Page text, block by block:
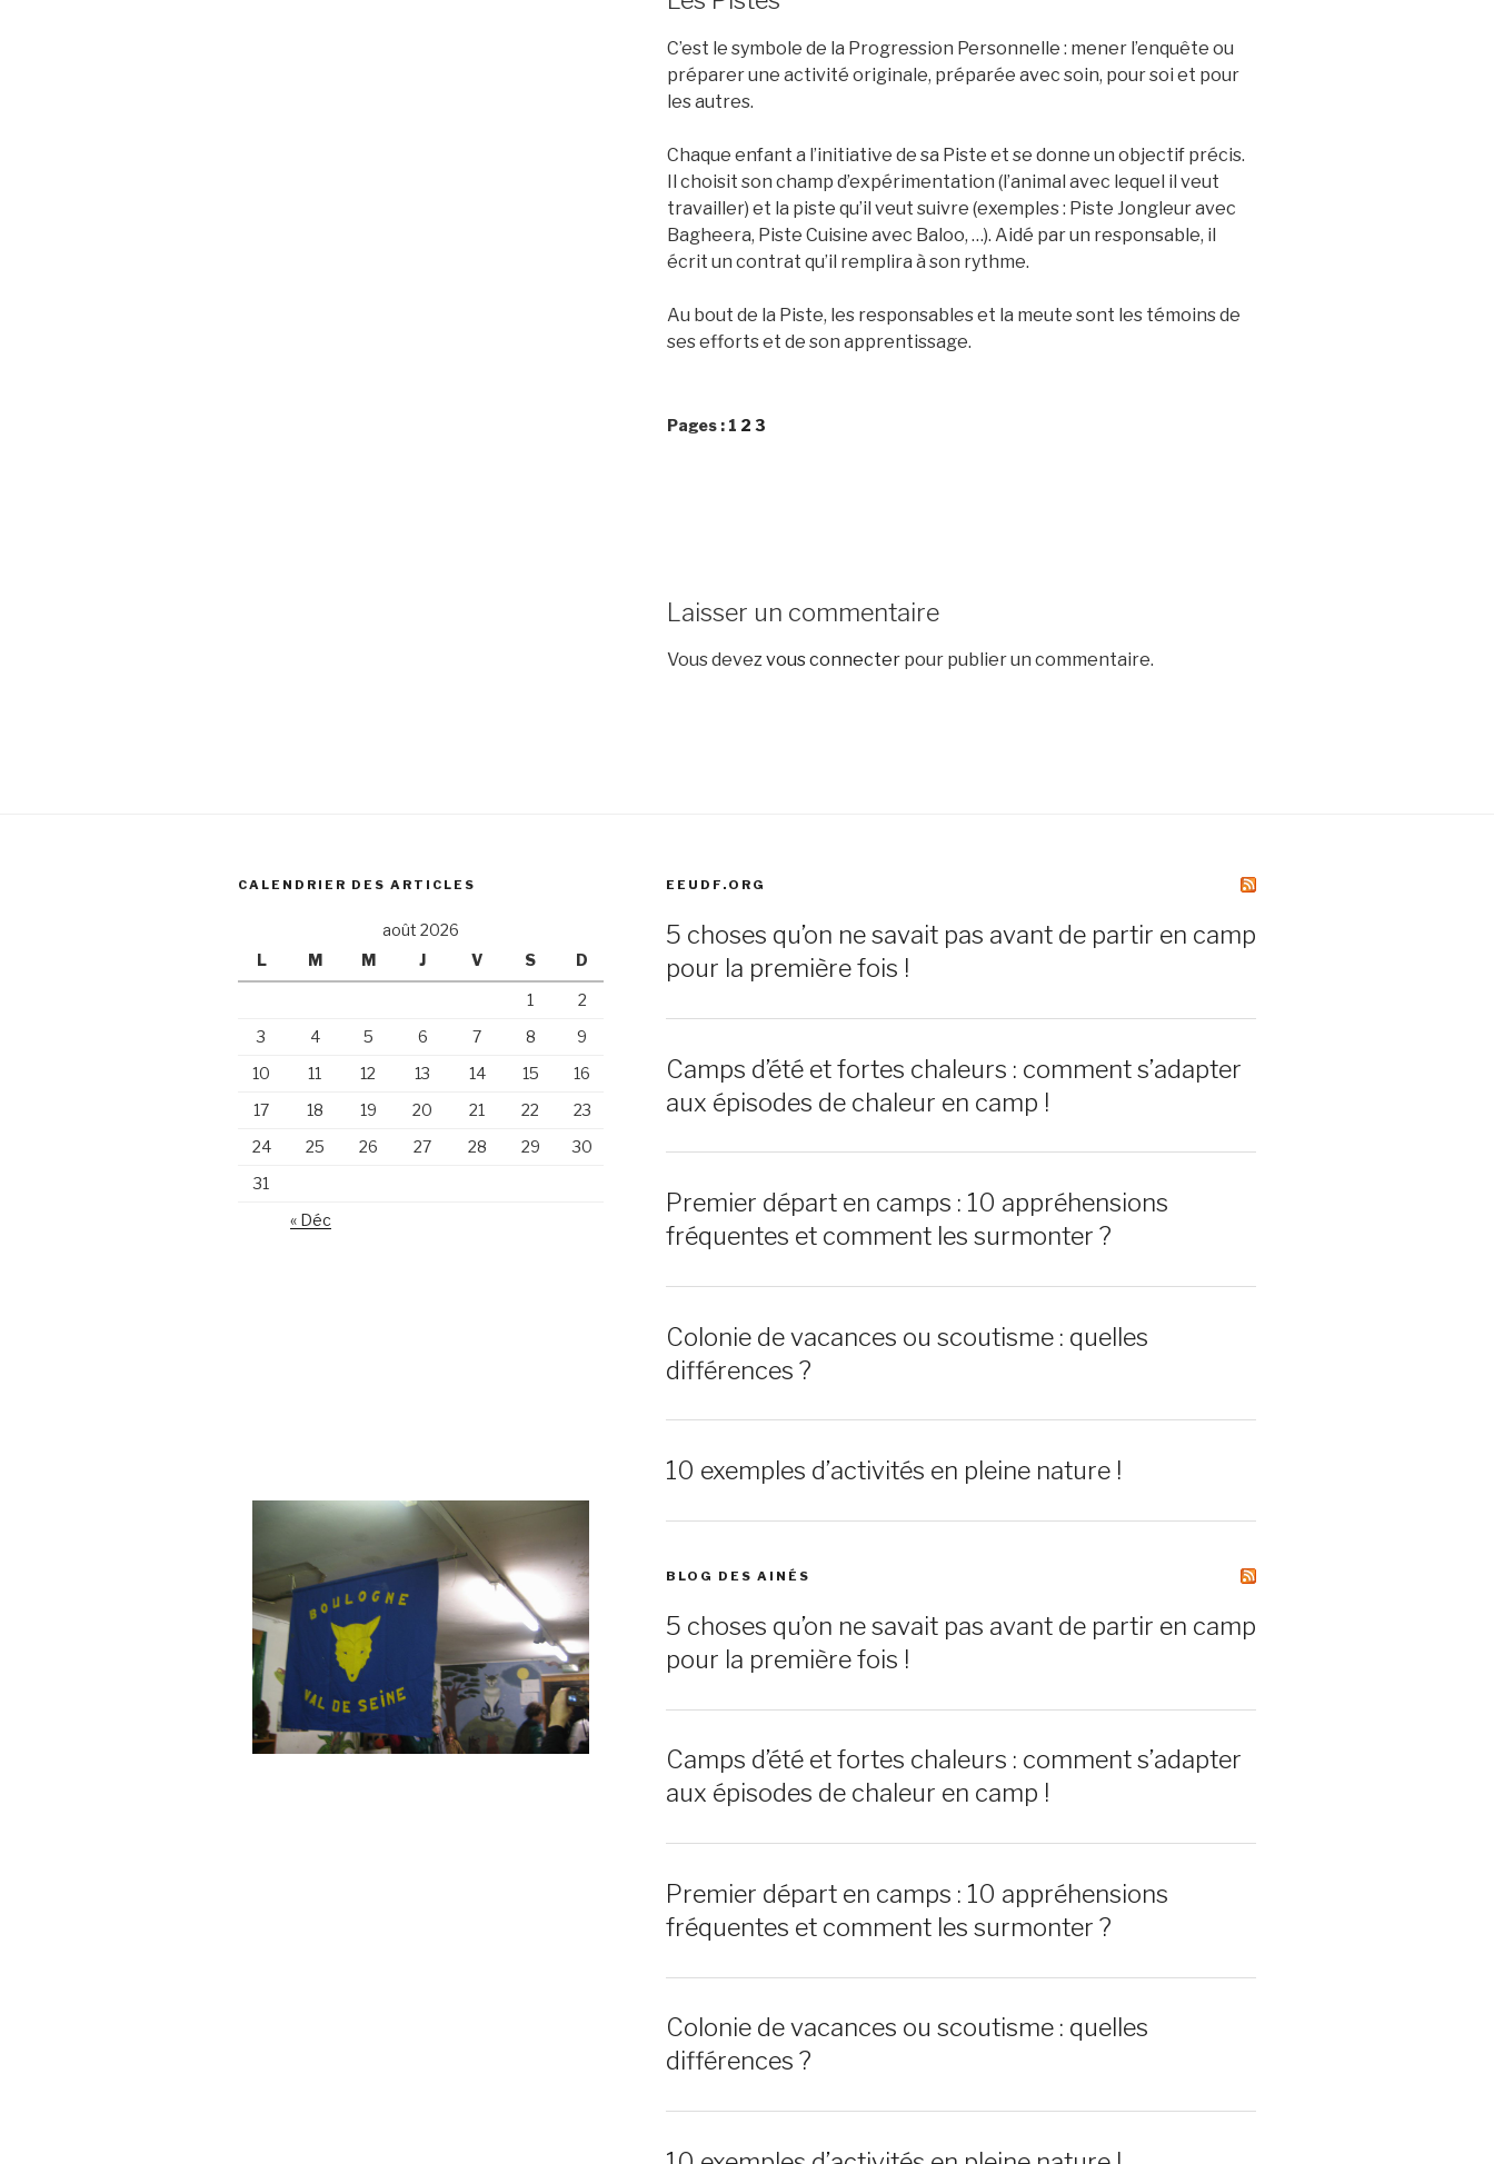
C’est le symbole de la Progression Personnelle : mener l’enquête ou
préparer une activité originale, préparée avec soin, pour soi et pour
les autres.
Chaque enfant a l’initiative de sa Piste et se donne un objectif précis.
Il choisit son champ d’expérimentation (l’animal avec lequel il veut
travailler) et la piste qu’il veut suivre (exemples : Piste Jongleur avec
Bagheera, Piste Cuisine avec Baloo, …). Aidé par un responsable, il
écrit un contrat qu’il remplira à son rythme.
Au bout de la Piste, les responsables et la meute sont les témoins de
ses efforts et de son apprentissage.
Pages : 1 2 3
Laisser un commentaire
Vous devezvous connecterpour publier un commentaire.
CALENDRIER DES ARTICLES
août 2026
L
M M J V S D
1
2
3
4 5 6 7 8
9
10
11 12 13 14 15
16
17
18 19 20 21 22
23
24
25 26 27 28 29
30
31
« Déc
EEUDF.ORG
5 choses qu’on ne savait pas avant de partir en camp
pour la première fois !
Camps d’été et fortes chaleurs : comment s’adapter
aux épisodes de chaleur en camp !
Premier départ en camps : 10 appréhensions
fréquentes et comment les surmonter ?
Colonie de vacances ou scoutisme : quelles
différences ?
10 exemples d’activités en pleine nature !
BLOG DES AINÉS
5 choses qu’on ne savait pas avant de partir en camp
pour la première fois !
Camps d’été et fortes chaleurs : comment s’adapter
aux épisodes de chaleur en camp !
Premier départ en camps : 10 appréhensions
fréquentes et comment les surmonter ?
Colonie de vacances ou scoutisme : quelles
différences ?